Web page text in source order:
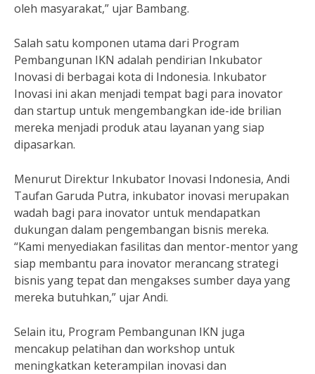
oleh masyarakat,” ujar Bambang.
Salah satu komponen utama dari Program
Pembangunan IKN adalah pendirian Inkubator
Inovasi di berbagai kota di Indonesia. Inkubator
Inovasi ini akan menjadi tempat bagi para inovator
dan startup untuk mengembangkan ide-ide brilian
mereka menjadi produk atau layanan yang siap
dipasarkan.
Menurut Direktur Inkubator Inovasi Indonesia, Andi
Taufan Garuda Putra, inkubator inovasi merupakan
wadah bagi para inovator untuk mendapatkan
dukungan dalam pengembangan bisnis mereka.
“Kami menyediakan fasilitas dan mentor-mentor yang
siap membantu para inovator merancang strategi
bisnis yang tepat dan mengakses sumber daya yang
mereka butuhkan,” ujar Andi.
Selain itu, Program Pembangunan IKN juga
mencakup pelatihan dan workshop untuk
meningkatkan keterampilan inovasi dan